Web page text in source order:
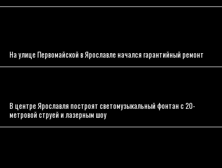
На улице Первомайской в Ярославле начался гарантийный ремонт
В центре Ярославля построят светомузыкальный фонтан с 20-
метровой струей и лазерным шоу